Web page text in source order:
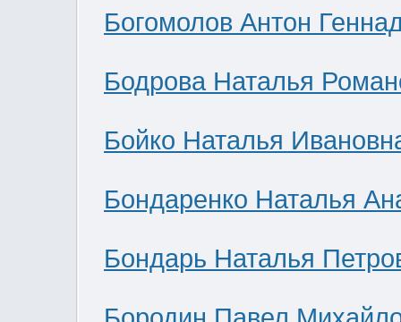
Богомолов Антон
Бодрова Наталья
Бойко Наталья
Бондаренко Наталья
Бондарь Наталья